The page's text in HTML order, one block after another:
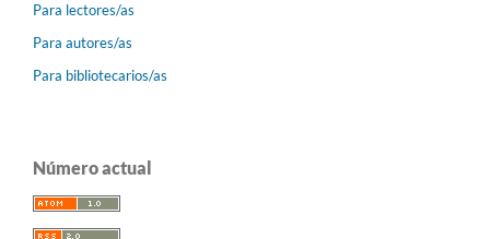
Para lectores/as
Para autores/as
Para bibliotecarios/as
Número actual